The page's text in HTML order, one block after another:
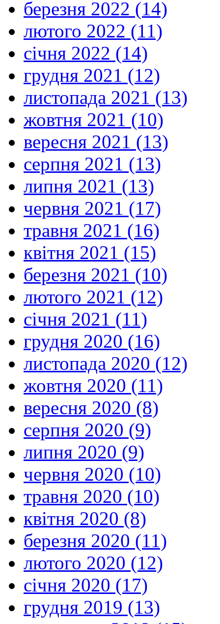
березня 2022 (14)
лютого 2022 (11)
січня 2022 (14)
грудня 2021 (12)
листопада 2021 (13)
жовтня 2021 (10)
вересня 2021 (13)
серпня 2021 (13)
липня 2021 (13)
червня 2021 (17)
травня 2021 (16)
квітня 2021 (15)
березня 2021 (10)
лютого 2021 (12)
січня 2021 (11)
грудня 2020 (16)
листопада 2020 (12)
жовтня 2020 (11)
вересня 2020 (8)
серпня 2020 (9)
липня 2020 (9)
червня 2020 (10)
травня 2020 (10)
квітня 2020 (8)
березня 2020 (11)
лютого 2020 (12)
січня 2020 (17)
грудня 2019 (13)